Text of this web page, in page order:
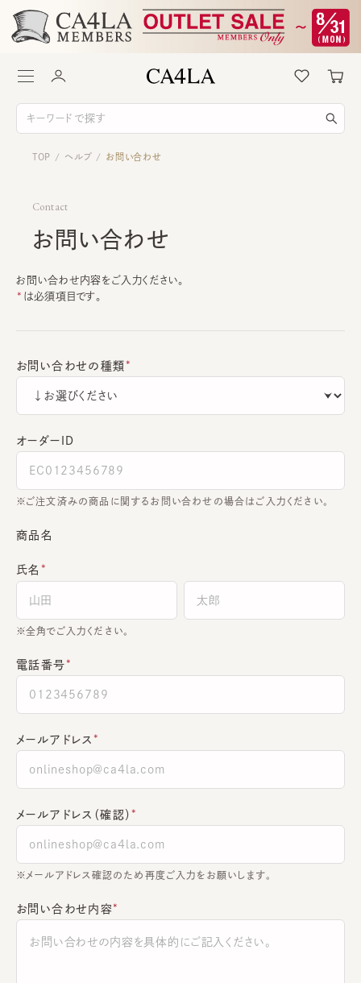
TOP / ヘルプ / お問い合わせ
Contact
お問い合わせ
お問い合わせ内容をご入力ください。
は必須項目です。
お問い合わせの種類
オーダーＩＤ
ご注文済みの商品に関するお問い合わせの場合はご入力ください。
商品名
氏名
全角でご入力ください。
電話番号
メールアドレス
メールアドレス（確認）
※メールアドレス確認のため再度ご入力をお願いします。
お問い合わせ内容